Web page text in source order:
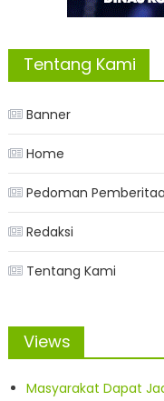
Tentang Kami
Banner
Home
Pedoman
Redaksi
Tentang Kami
Views
Masyarakat Dapat